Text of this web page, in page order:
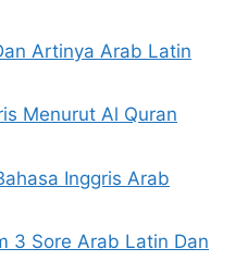
Artinya Arab Latin
Menurut Al Quran
Inggris Arab
3 Sore Arab Latin Dan